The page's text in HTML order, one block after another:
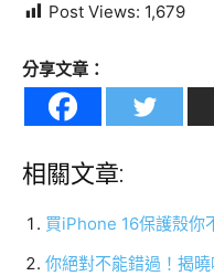
Post Views: 1,679
分享文章：
相關文章:
買iPhone 16保護殼你
你絕對不能錯過！揭